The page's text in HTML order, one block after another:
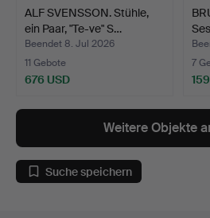
ALF SVENSSON. Stühle,
ein Paar, "Te-ve" S…
Beendet 8. Jul 2026
11 Gebote
676 USD
7
Weitere Objekte
Suche speichern